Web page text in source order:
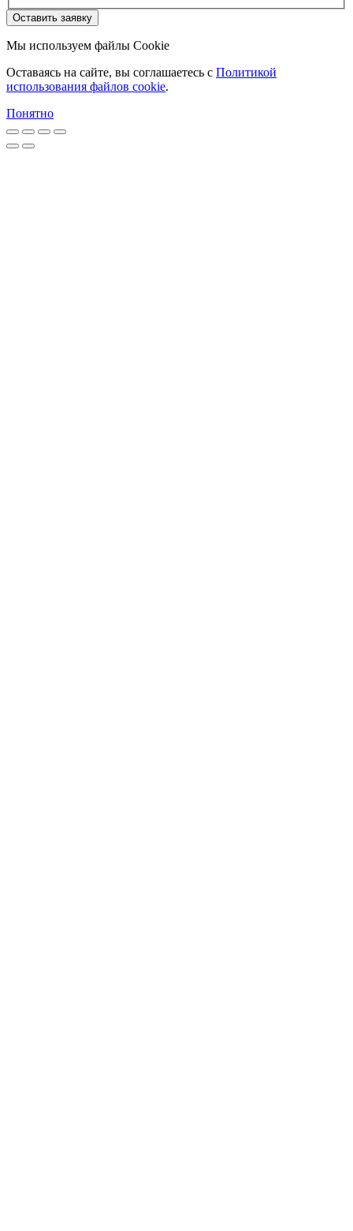
Оставить заявку
Мы используем файлы Cookie
Оставаясь на сайте, вы соглашаетесь c Политикой
использования файлов cookie.
Понятно